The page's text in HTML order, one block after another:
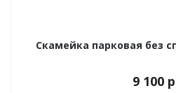
Скамейка парковая без
9 100